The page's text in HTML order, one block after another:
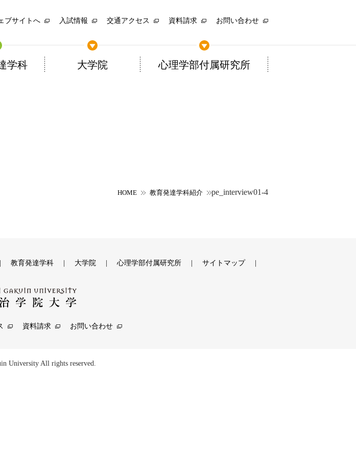
学科 大学院 心理学部付属研究所
ブサイトへ 入試情報 交通アクセス 資料請求 お問い合わせ
HOME 教育発達学科紹介 pe_interview01-4
教育発達学科 大学院 心理学部付属研究所 サイトマップ
資料請求 お問い合わせ
University All rights reserved.